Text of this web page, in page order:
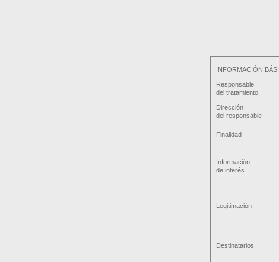
INFORMACIÓN
Responsable
del tratamiento
Dirección
del responsable
Finalidad
Información
de interés
Legitimación
Destinatarios